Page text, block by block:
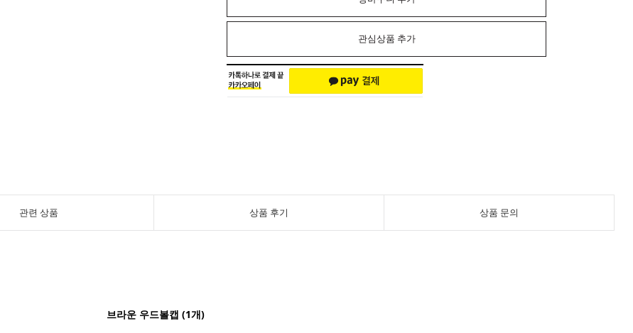
관심상품 추가
관련 상품 상품 후기 상품 문의
브라운 우드볼캡 (1개)